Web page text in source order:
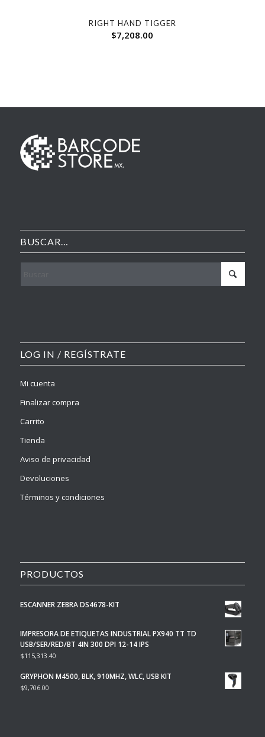
RIGHT HAND TIGGER
$7,208.00
BUSCAR…
LOG IN / REGÍSTRATE
Mi cuenta
Finalizar compra
Carrito
Tienda
Aviso de privacidad
Devoluciones
Términos y condiciones
PRODUCTOS
ESCANNER ZEBRA DS4678-KIT
IMPRESORA DE ETIQUETAS INDUSTRIAL PX940 TT TD
USB/SER/RED/BT 4IN 300 DPI 12-14 IPS
$115,313.40
GRYPHON M4500, BLK, 910MHZ, WLC, USB KIT
$9,706.00